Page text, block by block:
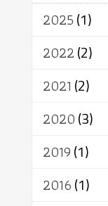
จักร
ก
เทคโนโลยี
สิทธิ
พุ
อัตถะ
เทวดา
2025(1)
2022(2)
2021 (2)
2020(3)
2019(1)
2016(1)